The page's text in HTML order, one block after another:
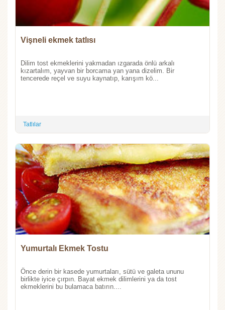
Vişneli ekmek tatlısı
Dilim tost ekmeklerini yakmadan ızgarada önlü arkalı
kızartalım, yayvan bir borcama yan yana dizelim. Bir
tencerede reçel ve suyu kaynatıp, karışım kö...
Tatlılar
Yumurtalı Ekmek Tostu
Önce derin bir kasede yumurtaları, sütü ve galeta ununu
birlikte iyice çırpın. Bayat ekmek dilimlerini ya da tost
ekmeklerini bu bulamaca batırın....